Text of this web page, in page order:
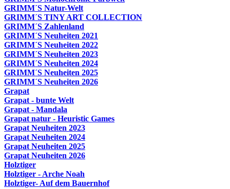
GRIMM´S Natur-Welt
GRIMM´S TINY ART COLLECTION
GRIMM´S Zahlenland
GRIMM´S Neuheiten 2021
GRIMM´S Neuheiten 2022
GRIMM´S Neuheiten 2023
GRIMM´S Neuheiten 2024
GRIMM´S Neuheiten 2025
GRIMM´S Neuheiten 2026
Grapat
Grapat - bunte Welt
Grapat - Mandala
Grapat natur - Heuristic Games
Grapat Neuheiten 2023
Grapat Neuheiten 2024
Grapat Neuheiten 2025
Grapat Neuheiten 2026
Holztiger
Holztiger - Arche Noah
Holztiger- Auf dem Bauernhof